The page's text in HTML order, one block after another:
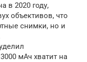
в 2020 году,
объективов, что
снимки, но и
мАч хватит на